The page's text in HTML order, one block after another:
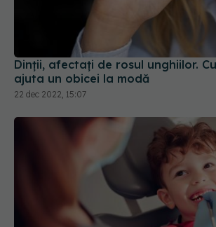
Dinții, afectați de rosul unghiilor.
ajuta un obicei la modă
22 dec 2022, 15:07